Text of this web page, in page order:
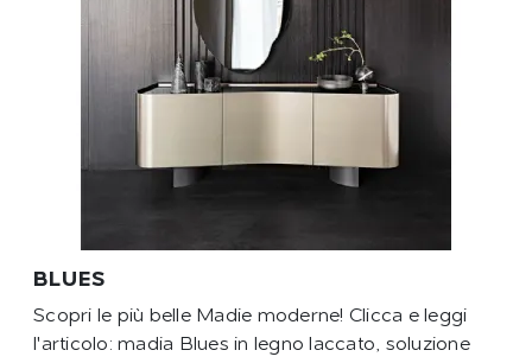
BLUES
Scopri le più belle Madie moderne! Clicca e leggi
l'articolo: madia Blues in legno laccato, soluzione